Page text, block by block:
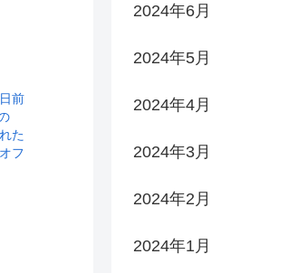
前
た
フ
2024年6月
2024年5月
2024年4月
2024年3月
2024年2月
2024年1月